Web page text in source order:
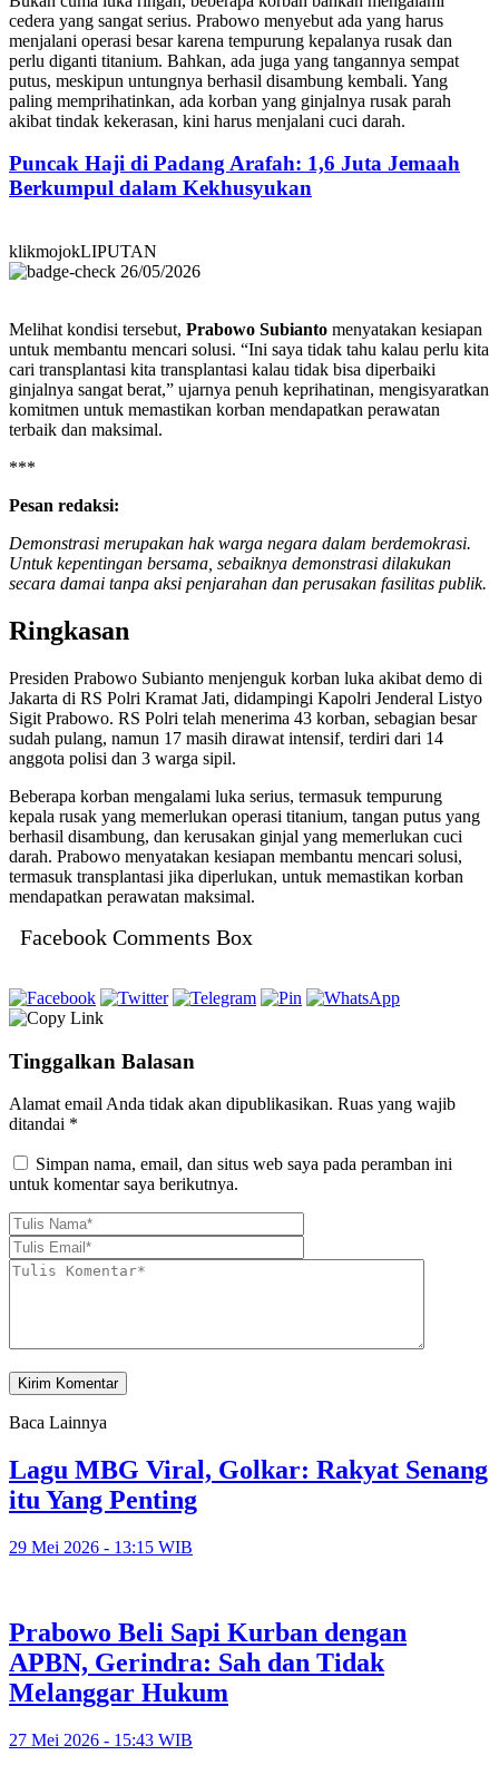
cedera yang sangat serius. Prabowo menyebut ada yang harus
menjalani operasi besar karena tempurung kepalanya rusak dan
perlu diganti titanium. Bahkan, ada juga yang tangannya sempat
putus, meskipun untungnya berhasil disambung kembali. Yang
paling memprihatinkan, ada korban yang ginjalnya rusak parah
akibat tindak kekerasan, kini harus menjalani cuci darah.
Puncak Haji di Padang Arafah: 1,6 Juta Jemaah
Berkumpul dalam Kekhusyukan
klikmojokLIPUTAN
26/05/2026
Melihat kondisi tersebut, Prabowo Subianto menyatakan kesiapan
untuk membantu mencari solusi. “Ini saya tidak tahu kalau perlu kita
cari transplantasi kita transplantasi kalau tidak bisa diperbaiki
ginjalnya sangat berat,” ujarnya penuh keprihatinan, mengisyaratkan
komitmen untuk memastikan korban mendapatkan perawatan
terbaik dan maksimal.
***
Pesan redaksi:
Demonstrasi merupakan hak warga negara dalam berdemokrasi.
Untuk kepentingan bersama, sebaiknya demonstrasi dilakukan
secara damai tanpa aksi penjarahan dan perusakan fasilitas publik.
Ringkasan
Presiden Prabowo Subianto menjenguk korban luka akibat demo di
Jakarta di RS Polri Kramat Jati, didampingi Kapolri Jenderal Listyo
Sigit Prabowo. RS Polri telah menerima 43 korban, sebagian besar
sudah pulang, namun 17 masih dirawat intensif, terdiri dari 14
anggota polisi dan 3 warga sipil.
Beberapa korban mengalami luka serius, termasuk tempurung
kepala rusak yang memerlukan operasi titanium, tangan putus yang
berhasil disambung, dan kerusakan ginjal yang memerlukan cuci
darah. Prabowo menyatakan kesiapan membantu mencari solusi,
termasuk transplantasi jika diperlukan, untuk memastikan korban
mendapatkan perawatan maksimal.
Facebook Comments Box
Tinggalkan Balasan
Alamat email Anda tidak akan dipublikasikan. Ruas yang wajib
ditandai *
Simpan nama, email, dan situs web saya pada peramban ini
untuk komentar saya berikutnya.
Baca Lainnya
Lagu MBG Viral, Golkar: Rakyat Senang
itu Yang Penting
29 Mei 2026 - 13:15 WIB
Prabowo Beli Sapi Kurban dengan
APBN, Gerindra: Sah dan Tidak
Melanggar Hukum
27 Mei 2026 - 15:43 WIB